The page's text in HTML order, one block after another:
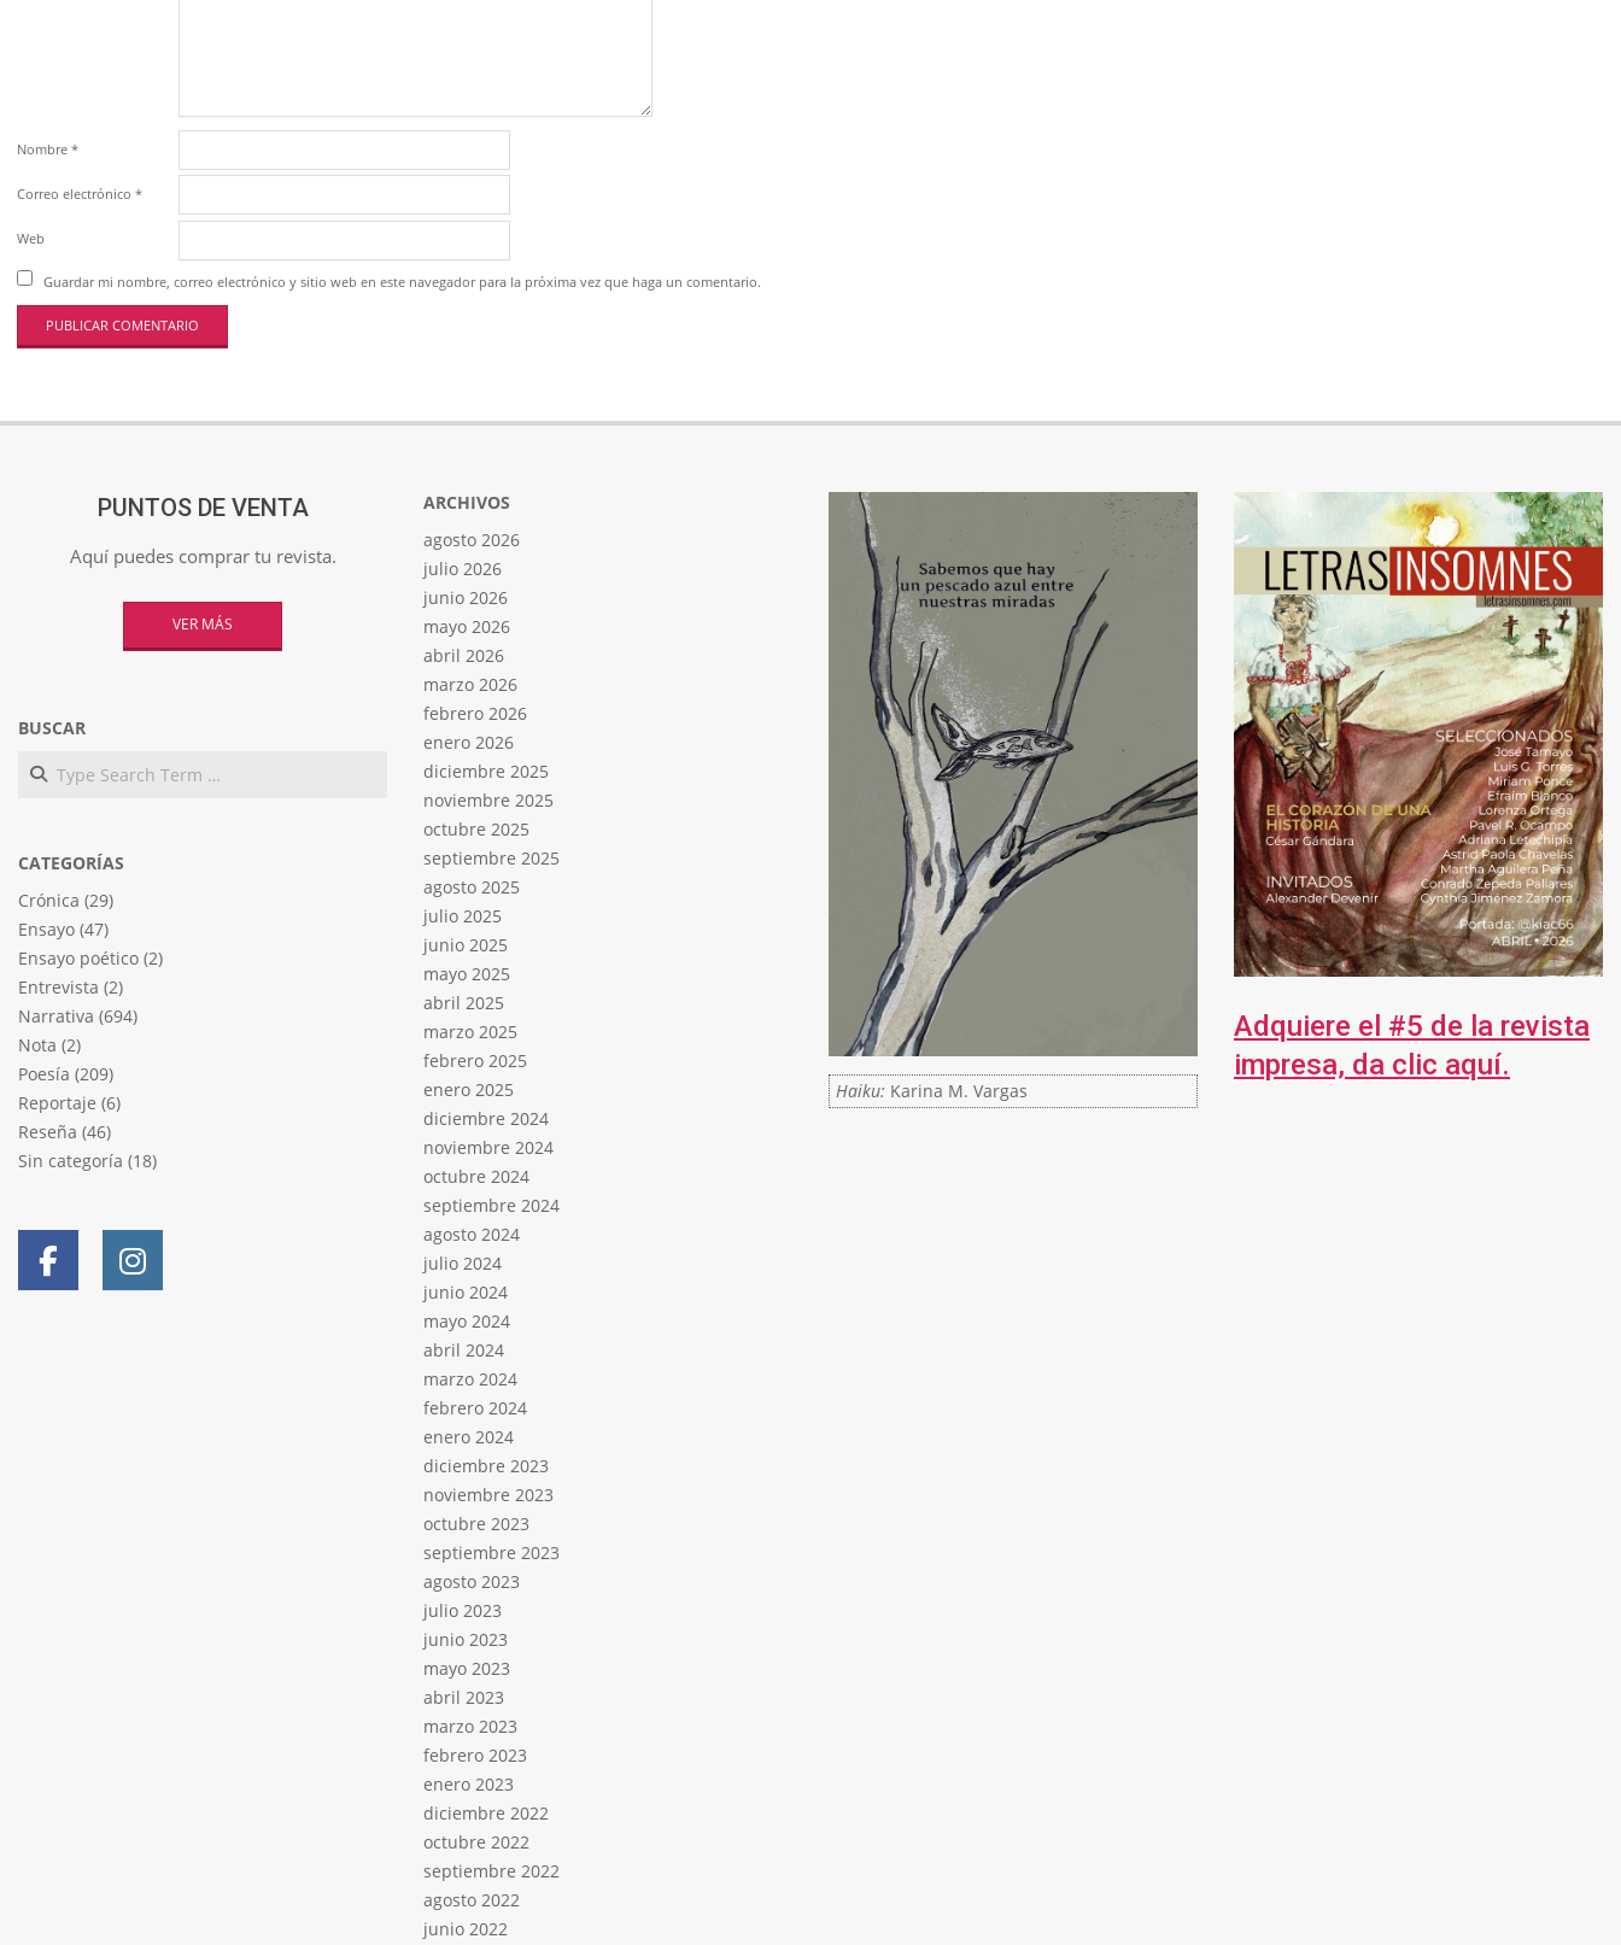
Nombre *
Correo electrónico *
Web
Guardar mi nombre, correo electrónico y sitio web en este navegador para la próxima vez que haga un comentario.
PUNTOS DE VENTA
Aquí puedes comprar tu revista.
VER MÁS
BUSCAR
Search
CATEGORÍAS
Crónica (29)
Ensayo (47)
Ensayo poético (2)
Entrevista (2)
Narrativa (694)
Nota (2)
Poesía (209)
Reportaje (6)
Reseña (46)
Sin categoría (18)
ARCHIVOS
agosto 2026
julio 2026
junio 2026
mayo 2026
abril 2026
marzo 2026
febrero 2026
enero 2026
diciembre 2025
noviembre 2025
octubre 2025
septiembre 2025
agosto 2025
julio 2025
junio 2025
mayo 2025
abril 2025
marzo 2025
febrero 2025
enero 2025
diciembre 2024
noviembre 2024
octubre 2024
septiembre 2024
agosto 2024
julio 2024
junio 2024
mayo 2024
abril 2024
marzo 2024
febrero 2024
enero 2024
diciembre 2023
noviembre 2023
octubre 2023
septiembre 2023
agosto 2023
julio 2023
junio 2023
mayo 2023
abril 2023
marzo 2023
febrero 2023
enero 2023
diciembre 2022
octubre 2022
septiembre 2022
agosto 2022
junio 2022
Haiku: Karina M. Vargas
Adquiere el #5 de la revista
impresa, da clic aquí.